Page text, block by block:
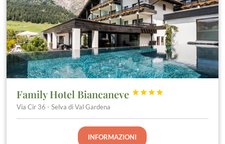
Family Hotel Biancaneve 



Via Cir 36 - Selva di Val Gardena
INFORMAZIONI